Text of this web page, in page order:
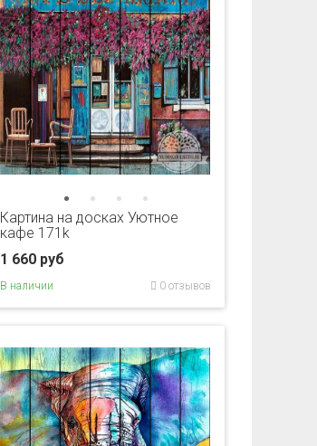
Картина на досках Уютное
кафе 171k
1 660 руб
В наличии 0 отзывов